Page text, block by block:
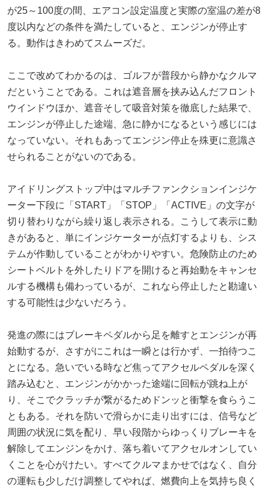
が25～100度の間、エアコン設定温度と実際の室温の差が8
度以内などの条件を満たしていると、エンジンが停止す
る。動作はきわめてスムーズだ。
ここで改めてわかるのは、ゴルフが普段から静かなクルマ
だということである。これは遮音層を挟み込んだフロント
ウインドウほか、遮音そして吸音対策を徹底した結果で、
エンジンが停止した途端、急に静かになるという感じには
なっていない。それもあってエンジン停止を殊更に意識さ
せられることがないのである。
アイドリングストップ中はマルチファンクションインジケ
ーター下段に「START」「STOP」「ACTIVE」の文字が
切り替わりながら繰り返し表示される。こうして表示に動
きがあると、単にインジケーターが点灯するよりも、シス
テムが作動していることがわかりやすい。危険防止のため
シートベルトを外したりドアを開けると再始動をキャンセ
ルする機構も備わっているが、これなら停止したと勘違い
する可能性は少ないだろう。
発進の際にはブレーキペダルから足を離すとエンジンが再
始動するが、さすがにこれは一瞬とは行かず、一拍待つこ
とになる。急いでいる時など焦ってアクセルペダルを深く
踏み込むと、エンジンがかかった途端に回転が跳ね上が
り、そこでクラッチが繋がるためドンッと衝撃を食らうこ
ともある。それを防いで滑らかに走り出すには、信号など
周囲の状況に気を配り、早い段階からゆっくりブレーキを
解除してエンジンをかけ、落ち着いてアクセルオンしてい
くことを心がけたい。すべてクルマまかせではなく、自分
の運転も少しだけ調整してやれば、燃費向上を気持ち良く